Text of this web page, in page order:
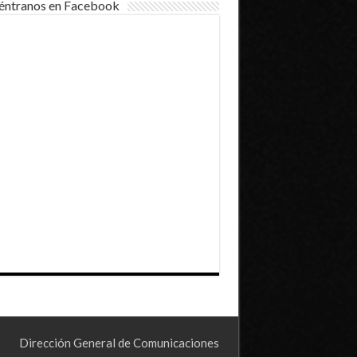
en Facebook
Dirección General de Comunicaciones